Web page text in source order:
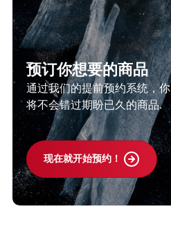
预订你想要的商品
通过我们的提前预约系统，你
将不会错过期盼已久的商品.
现在就开始预约！